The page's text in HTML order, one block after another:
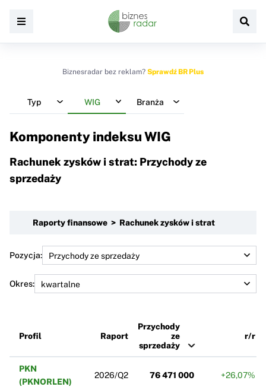
Biznesradar bez reklam? Sprawdź BR Plus
Typ WIG Branża
Komponenty indeksuWIG
Rachunek zysków i strat: Przychody ze
sprzedaży
Raporty finansowe > Rachunek zysków i strat
Pozycja:
Okres:
Profil Raport
Przychody
ze
sprzedaży
r/r
PKN
(PKNORLEN)
2026/Q2 76 471 000 +26,07%